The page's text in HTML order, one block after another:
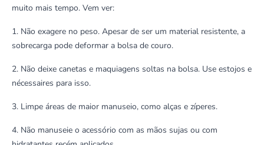
muito mais tempo. Vem ver:
1. Não exagere no peso. Apesar de ser um material resistente, a
sobrecarga pode deformar a bolsa de couro.
2. Não deixe canetas e maquiagens soltas na bolsa. Use estojos e
nécessaires para isso.
3. Limpe áreas de maior manuseio, como alças e zíperes.
4. Não manuseie o acessório com as mãos sujas ou com